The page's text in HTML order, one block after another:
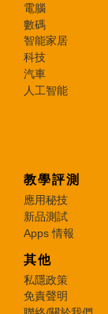
電腦
數碼
智能家居
科技
汽車
人工智能
教學評測
應用秘技
新品測試
Apps 情報
其他
私隱政策
免責聲明